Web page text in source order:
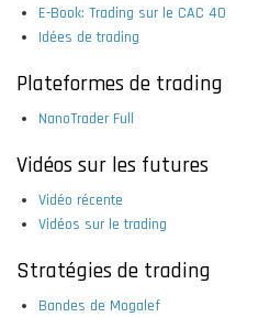
E-Book: Trading sur le CAC 40
Idées de trading
Plateformes de trading
NanoTrader Full
Vidéos sur les futures
Vidéo récente
Vidéos sur le trading
Stratégies de trading
Bandes de Mogalef